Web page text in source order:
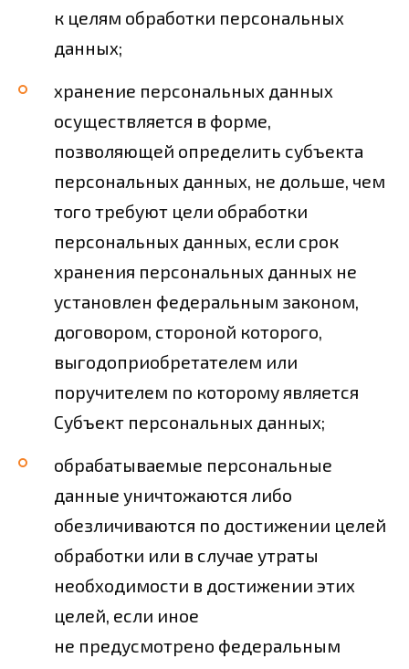
к целям обработки персональных
данных;
хранение персональных данных
осуществляется в форме,
позволяющей определить субъекта
персональных данных, не дольше, чем
того требуют цели обработки
персональных данных, если срок
хранения персональных данных не
установлен федеральным законом,
договором, стороной которого,
выгодоприобретателем или
поручителем по которому является
Субъект персональных данных;
обрабатываемые персональные
данные уничтожаются либо
обезличиваются по достижении целей
обработки или в случае утраты
необходимости в достижении этих
целей, если иное
не предусмотрено федеральным